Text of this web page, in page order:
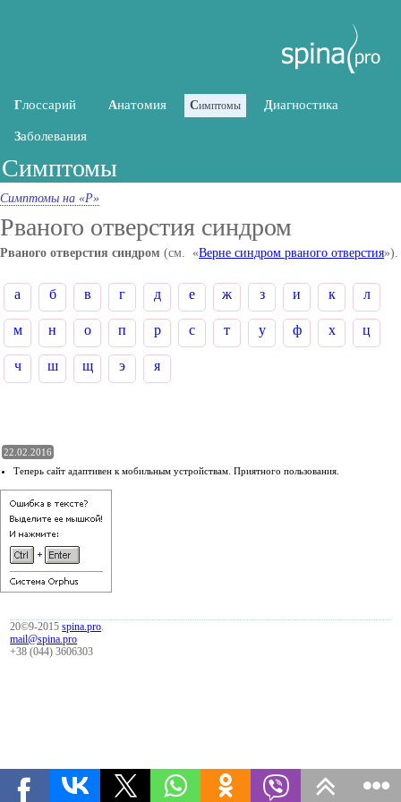
Глоссарий Анатомия Симптомы Диагностика
Заболевания
Симптомы
Симптомы на «Р»
Рваного отверстия синдром
Рваного отверстия синдром (см. «Верне синдром рваного отверстия»).
а б в г д е ж з и к л
м н о п р с т у ф х ц
ч ш щ э я
22.02.2016
Теперь сайт адаптивен к мобильным устройствам. Приятного пользования.
20©9-2015spina.pro.
mail@spina.pro
+38 (044) 3606303